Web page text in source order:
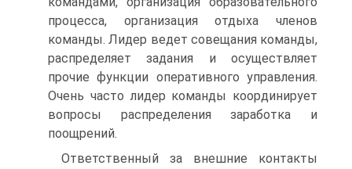
процесса, организация отдыха членов
команды. Лидер ведет совещания команды,
распределяет задания и осуществляет
прочие функции оперативного управления.
Очень часто лидер команды координирует
вопросы распределения заработка и
поощрений.
Ответственный за внешние контакты